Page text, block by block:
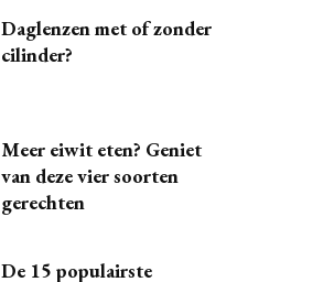
Daglenzen met of zonder
cilinder?
Meer eiwit eten? Geniet
van deze vier soorten
gerechten
De 15 populairste